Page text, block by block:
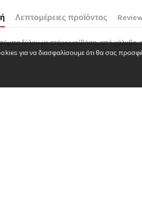
Λεπτομέρειες προϊόντος
ξύλου με στήριγμα/βάση, από χάλυβα,
για να διασφαλίσουμε ότι θα σας